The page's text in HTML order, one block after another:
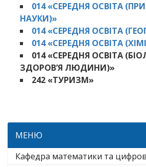
014 «СЕРЕДНЯ ОСВІТА
НАУКИ)»
014 «СЕРЕДНЯ ОСВІТА
014 «СЕРЕДНЯ ОСВІТА
014 «СЕРЕДНЯ ОСВІТА
ЗДОРОВ’Я ЛЮДИНИ)»
242 «ТУРИЗМ»
МЕНЮ
Кафедра математики та